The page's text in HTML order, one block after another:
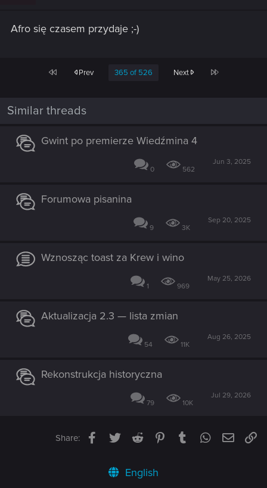
Afro się czasem przydaje ;-)
First Prev 365 of 526 Next Last
Similar threads
Gwint po premierze Wiedźmina 4
0 562
Jun 3, 2025
Forumowa pisanina
9 3K
Sep 20, 2025
Wznosząc toast za Krew i wino
1 969
May 25, 2026
Aktualizacja 2.3 — lista zmian
54 11K
Aug 26, 2025
Rekonstrukcja historyczna
79 10K
Jul 29, 2026
Share: Facebook
TwitterReddit PinterestTumblrWhatsApp
Email
English